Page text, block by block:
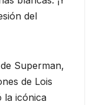
del
Superman,
de Lois
la icónica